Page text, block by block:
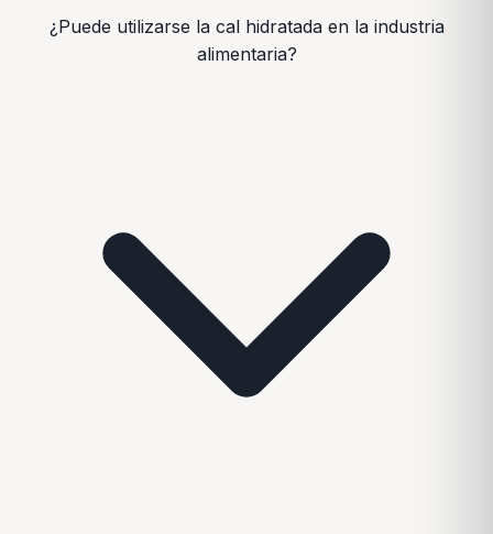
¿Puede utilizarse la cal hidratada en la industria
alimentaria?